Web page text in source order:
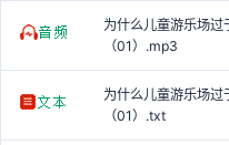
为什么儿童游乐场过
（01）.mp3
为什么儿童游乐场过
（01）.txt